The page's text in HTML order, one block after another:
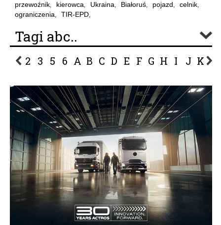
przewoźnik, kierowca, Ukraina, Białoruś, pojazd, celnik,
ograniczenia, TIR-EPD,
Tagi abc..
2 3 5 6 A B C D E F G H I J K L